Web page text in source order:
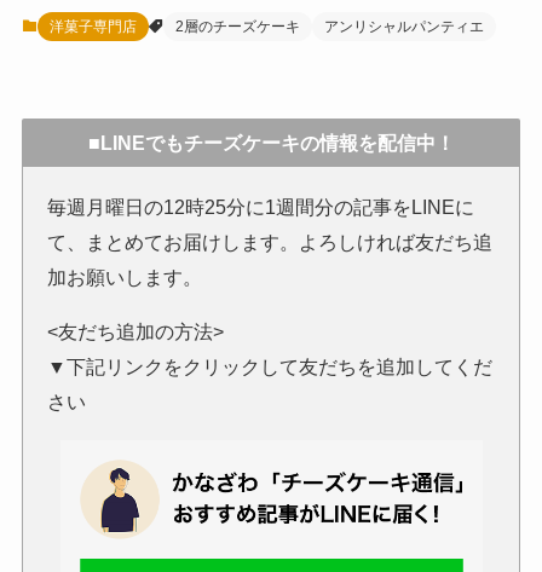
洋菓子専門店 2層のチーズケーキ アンリシャルパンティエ
■LINEでもチーズケーキの情報を配信中！
毎週月曜日の12時25分に1週間分の記事をLINEに
て、まとめてお届けします。よろしければ友だち追
加お願いします。
<友だち追加の方法>
▼下記リンクをクリックして友だちを追加してくだ
さい